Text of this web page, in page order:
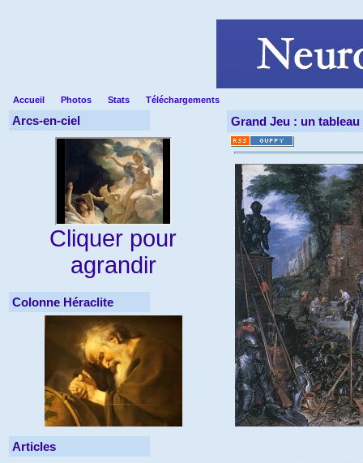
Accueil Photos Stats Téléchargements
Arcs-en-ciel
Cliquer pour
agrandir
Colonne Héraclite
Articles
Grand Jeu : un